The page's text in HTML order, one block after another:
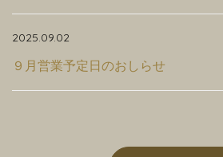
2025.09.02
９月営業予定日のおしらせ